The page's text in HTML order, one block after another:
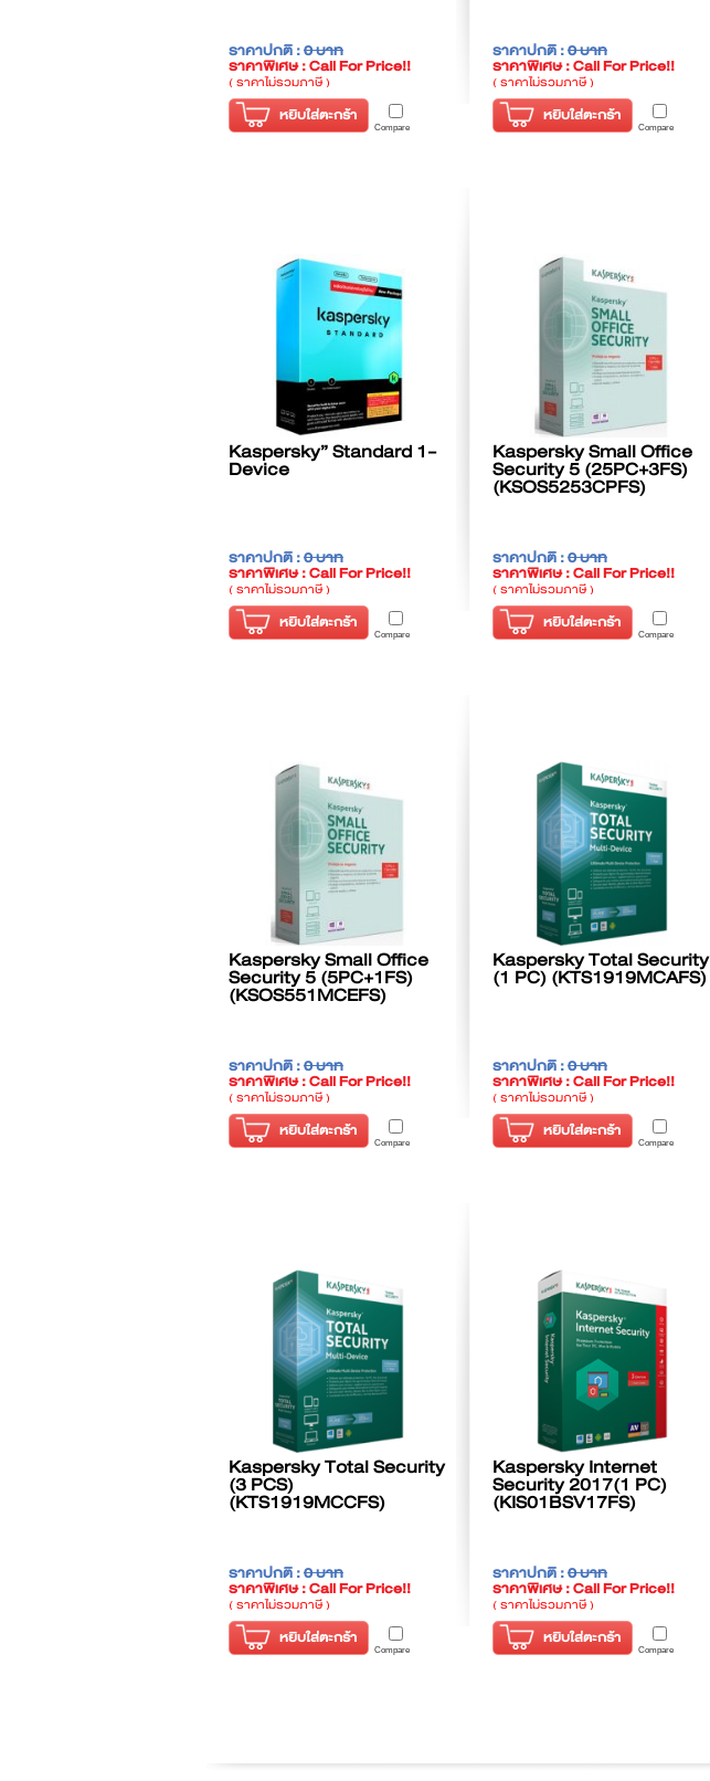
ราคาปกติ :0 บาท
ราคาพิเศษ : Call For Price!!
( ราคาไม่รวมภาษี )
หยิบใส่ตะกร้า
Compare
ราคาปกติ :0 บาท
ราคาพิเศษ : Call For Price!!
( ราคาไม่รวมภาษี )
หยิบใส่ตะกร้า
Compare
Kaspersky” Standard 1-
Device
ราคาปกติ :0 บาท
ราคาพิเศษ : Call For Price!!
( ราคาไม่รวมภาษี )
หยิบใส่ตะกร้า
Compare
Kaspersky Small Office
Security 5 (25PC+3FS)
(KSOS5253CPFS)
ราคาปกติ :0 บาท
ราคาพิเศษ : Call For Price!!
( ราคาไม่รวมภาษี )
หยิบใส่ตะกร้า
Compare
Kaspersky Small Office
Security 5 (5PC+1FS)
(KSOS551MCEFS)
ราคาปกติ :0 บาท
ราคาพิเศษ : Call For Price!!
( ราคาไม่รวมภาษี )
หยิบใส่ตะกร้า
Compare
Kaspersky Total Security
(1 PC) (KTS1919MCAFS)
ราคาปกติ :0 บาท
ราคาพิเศษ : Call For Price!!
( ราคาไม่รวมภาษี )
หยิบใส่ตะกร้า
Compare
Kaspersky Total Security
(3 PCS)
(KTS1919MCCFS)
ราคาปกติ :0 บาท
ราคาพิเศษ : Call For Price!!
( ราคาไม่รวมภาษี )
หยิบใส่ตะกร้า
Compare
Kaspersky Internet
Security 2017(1 PC)
(KIS01BSV17FS)
ราคาปกติ :0 บาท
ราคาพิเศษ : Call For Price!!
( ราคาไม่รวมภาษี )
หยิบใส่ตะกร้า
Compare